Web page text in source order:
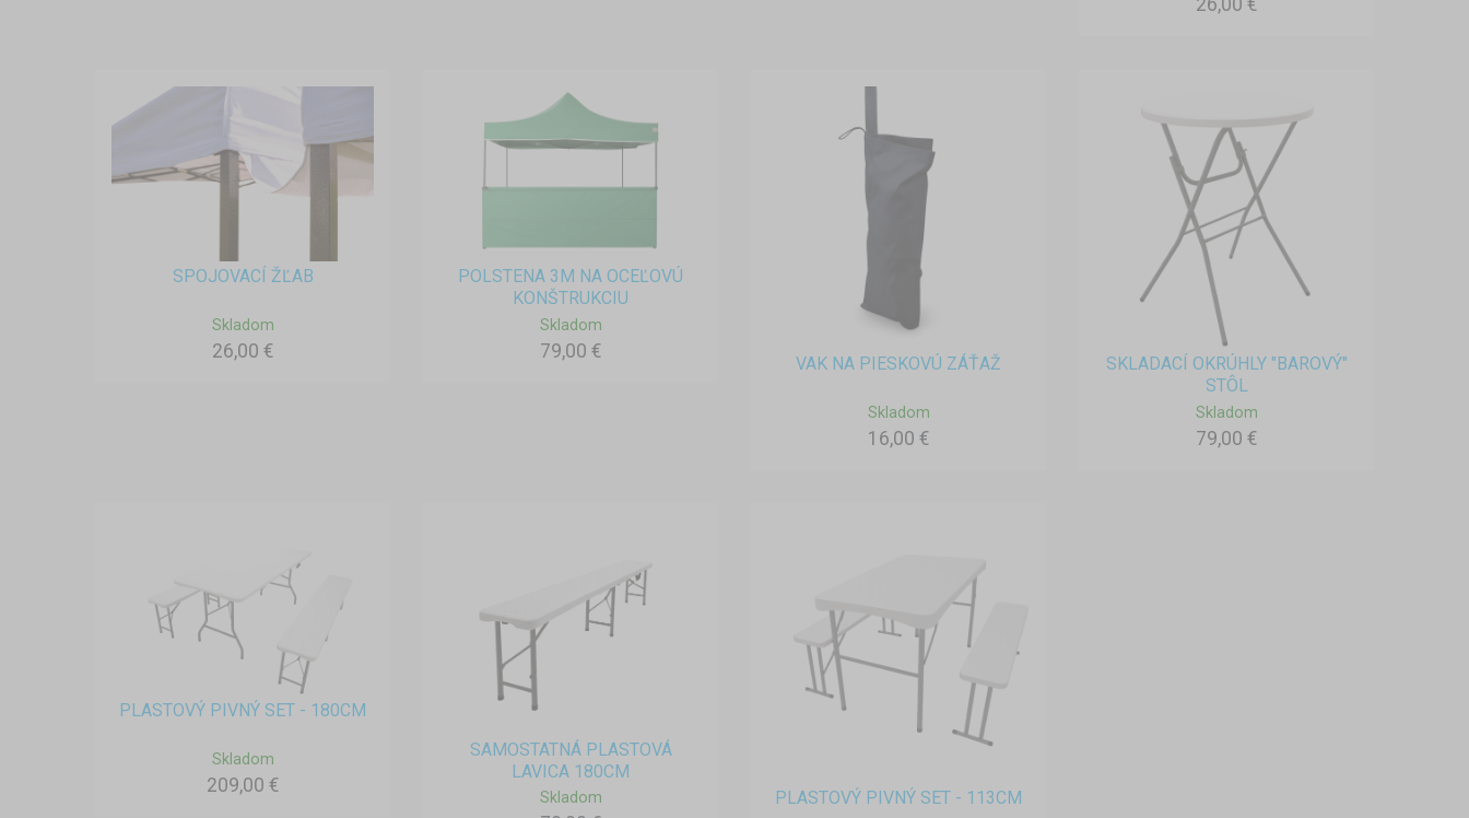
SPOJOVACÍ ŽĽAB
Skladom
26,00 €
POLSTENA 3M NA OCEĽOVÚ
KONŠTRUKCIU
Skladom
79,00 €
VAK NA PIESKOVÚ ZÁŤAŽ
Skladom
16,00 €
SKLADACÍ OKRÚHLY "BAROVÝ"
STÔL
Skladom
79,00 €
PLASTOVÝ PIVNÝ SET - 180CM
Skladom
209,00 €
SAMOSTATNÁ PLASTOVÁ
LAVICA 180CM
Skladom PLASTOVÝ PIVNÝ SET - 113CM